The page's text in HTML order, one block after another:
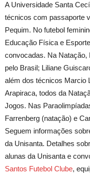
A Universidade Santa
técnicos com passaporte
Pequim. No futebol
Educação Física e
convocadas. Na Natação,
pelo Brasil; Liliane
além dos técnicos Marcio
Arapiraca, todos da
Jogos. Nas
Farrenberg (natação) e
Seguem informações
da Unisanta. Detalhes
alunas da Unisanta e
Santos Futebol Clube,